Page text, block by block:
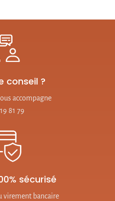
conseil ?
accompagne
81 79
sécurisé
virement bancaire